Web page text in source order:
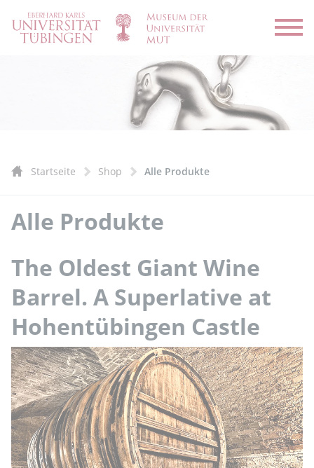
Startseite Shop Alle Produkte
Alle Produkte
The Oldest Giant Wine
Barrel. A Superlative at
Hohentübingen Castle